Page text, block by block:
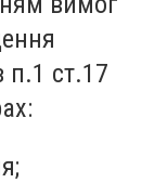
п.1 ст.17